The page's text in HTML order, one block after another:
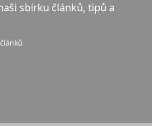
sbírku článků, tipů a